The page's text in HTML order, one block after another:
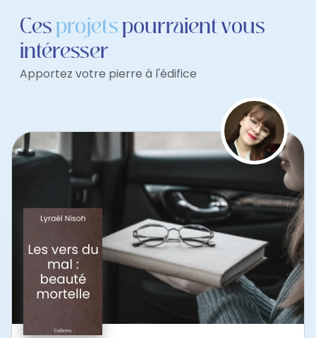
Cesprojetspourraient vous
intéresser
Apportez votre pierre à l'édifice